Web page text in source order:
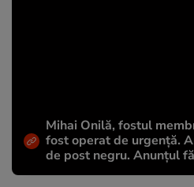
Mihai Onilă, fostul
fost operat de urgență.
de post negru. Anunțul